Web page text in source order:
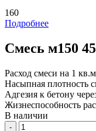
160
Подробнее
Смесь м150
Расход смеси на 1
Насыпная плотность
Адгезия к бетону
Жизнеспособность
В наличии
Количество